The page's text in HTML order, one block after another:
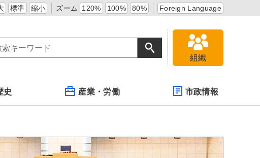
標準 縮小 ズーム 120% 100% 80% Foreign Language
組織
史 産業・労働 市政情報